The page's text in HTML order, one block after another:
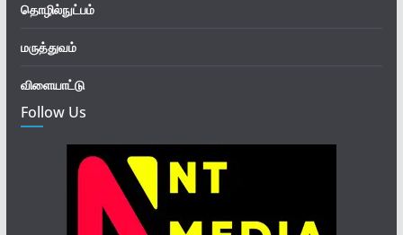
தொழில்நுட்பம்
மருத்துவம்
விளையாட்டு
Follow Us